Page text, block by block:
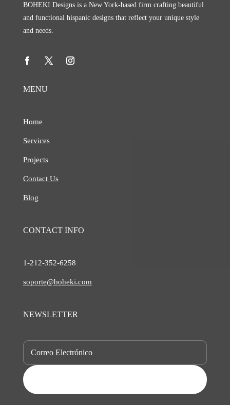
BOHEKI Designs is a New York-based firm crafting beautiful
and functional hispanic designs that reflect your unique style
and needs.
MENU
Home
Services
Projects
Contact Us
Blog
CONTACT INFO
1-212-352-6258
soporte@boheki.com
NEWSLETTER